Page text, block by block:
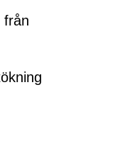
från